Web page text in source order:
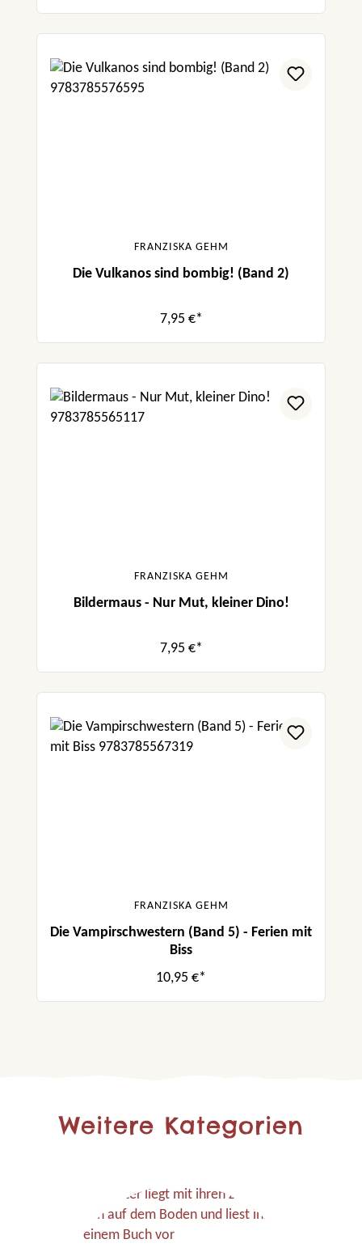
FRANZISKA GEHM
Die Vulkanos sind bombig! (Band 2)
7,95 €*
FRANZISKA GEHM
Bildermaus - Nur Mut, kleiner Dino!
7,95 €*
FRANZISKA GEHM
Die Vampirschwestern (Band 5) - Ferien mit
Biss
10,95 €*
Weitere Kategorien